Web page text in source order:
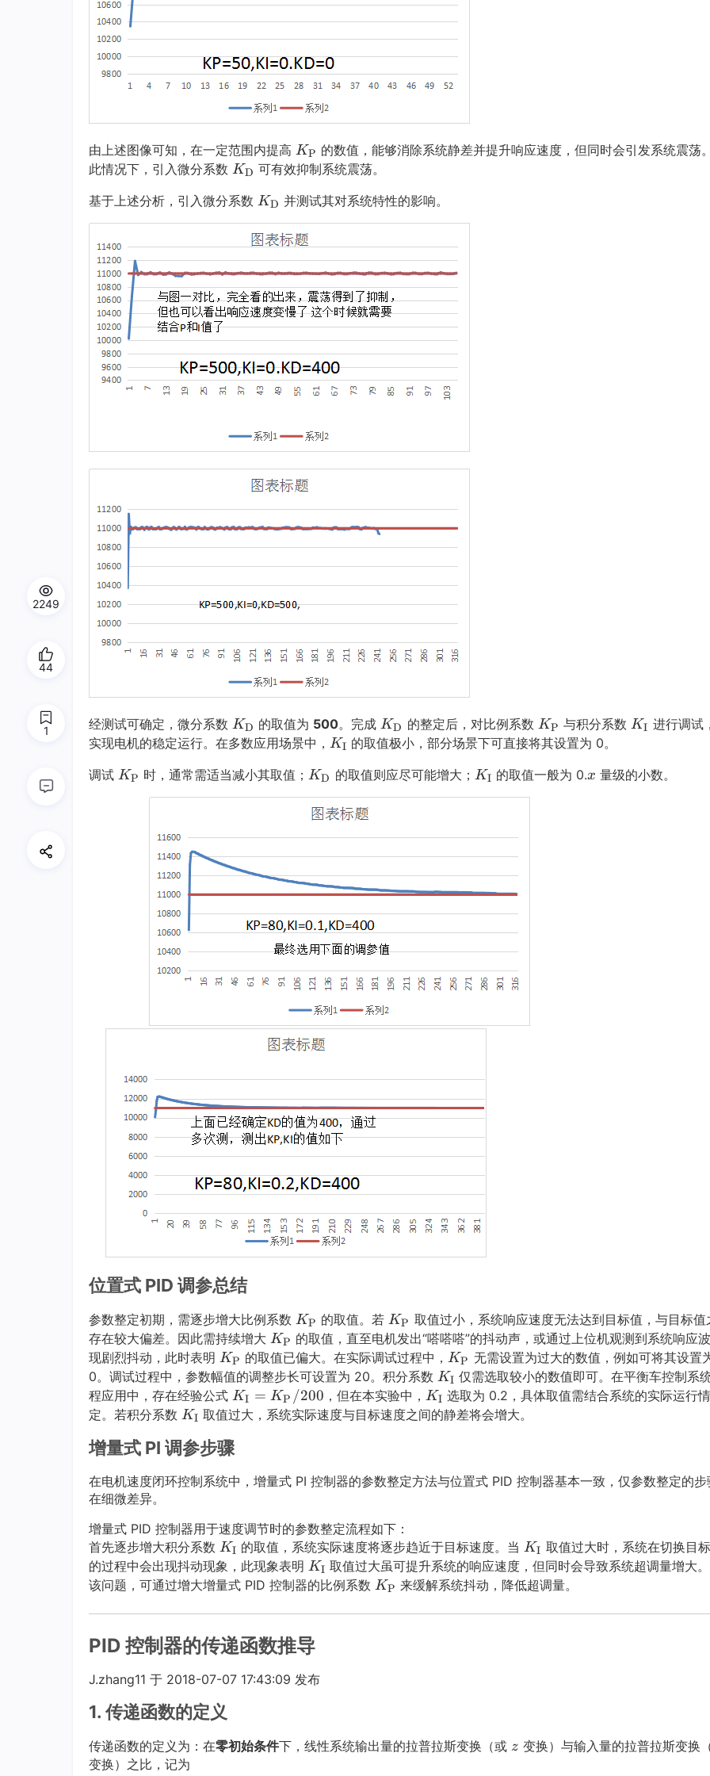
由上述图像可知，在一定范围内提高 K
P
_
\t
e
x
t
{P}
KP 的数值，能够消除系统静差并提升响应速度，但同时会引发系统震荡
此情况下，引入微分系数 K
K
_
\t
e
x
t
{D}
KD 可有效抑制系统震荡。
基于上述分析，引入微分系数 K
D
K
_
\t
e
x
{D}
KD 并测试其对系统特性的影响。
经测试可确定，微分系数 K
D
_
\t
x
t
{D}
KD 的取值为 500。完成K
D
_
\t
x
t
{D}
KD 的整定后，对比例系数 K
P
_
KP 与积分系数K
_
KI 进行调试
实现电机的稳定运行。在多数应用场景中， K
K
_
\t
e
x
t
{I}
KI 的取值极小，部分场景下可直接将其设置为 0。
调试 K
KP 时，通常需适当减小其取值；K
D
K
x
{D}
KD 的取值则应尽可能增大； K
I
x
KI 的取值一般为 0.x
x 量级的小数。
位置式 PID 调参总结
参数整定初期，需逐步增大比例系数 K
P
K
_
\t
e
{P}
KP 的取值。若K
P
K
_
\t
e
{P}
KP 取值过小，系统响应速度无法达到目标值，与目标值
存在较大偏差。因此需持续增大 K
P
K
_
\t
t
{P}
KP 的取值，直至电机发出“嗒嗒嗒”的抖动声，或通过上位机观测到系统响应
现剧烈抖动，此时表明 K
P
K
_
e
x
t
KP 的取值已偏大。在实际调试过程中，K
P
K
_
x
t
KP 无需设置为过大的数值，例如可将其设置
0。调试过程中，参数幅值的调整步长可设置为 20。积分系数 K
I
K
e
KI 仅需选取较小的数值即可。在平衡车控制系
程应用中，存在经验公式 K
I
K
P
/
0
0
K
_
x
{I}
_
\t
KI = KP /200 ，但在本实验中， K
I
\t
e
{I}
KI 选取为 0.2，具体取值需结合系统的实际运行
定。若积分系数 K
K
_
\t
x
t
{I}
KI 取值过大，系统实际速度与目标速度之间的静差将会增大。
增量式 PI 调参步骤
在电机速度闭环控制系统中，增量式 PI 控制器的参数整定方法与位置式 PID 控制器基本一致，仅参数整定的步
在细微差异。
增量式 PID 控制器用于速度调节时的参数整定流程如下：
首先逐步增大积分系数 K
I
K
e
t
KI 的取值，系统实际速度将逐步趋近于目标速度。当K
I
K
KI 取值过大时，系统在切换目
的过程中会出现抖动现象，此现象表明 K
I
\t
e
x
KI 取值过大虽可提升系统的响应速度，但同时会导致系统超调量增大
该问题，可通过增大增量式 PID 控制器的比例系数 K
{P}
KP 来缓解系统抖动，降低超调量。
PID 控制器的传递函数推导
J.zhang11 于 2018-07-07 17:43:09 发布
1. 传递函数的定义
传递函数的定义为：在零初始条件下，线性系统输出量的拉普拉斯变换（或 z
z 变换）与输入量的拉普拉斯变换
变换）之比，记为
2249
44
1